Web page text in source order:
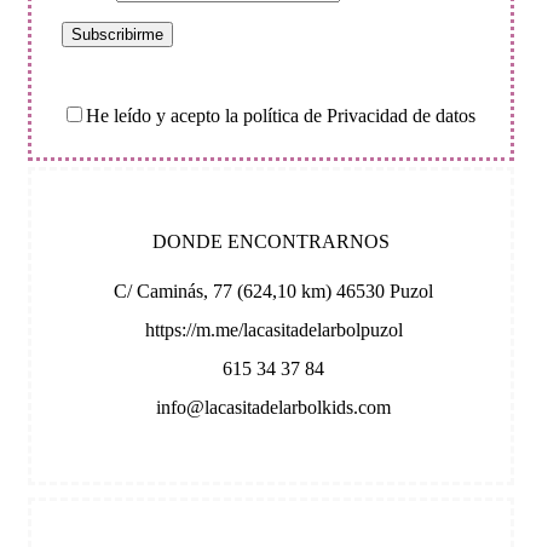
He leído y acepto la política de Privacidad de datos
DONDE ENCONTRARNOS
C/ Caminás, 77 (624,10 km) 46530 Puzol
https://m.me/lacasitadelarbolpuzol
615 34 37 84
info@lacasitadelarbolkids.com